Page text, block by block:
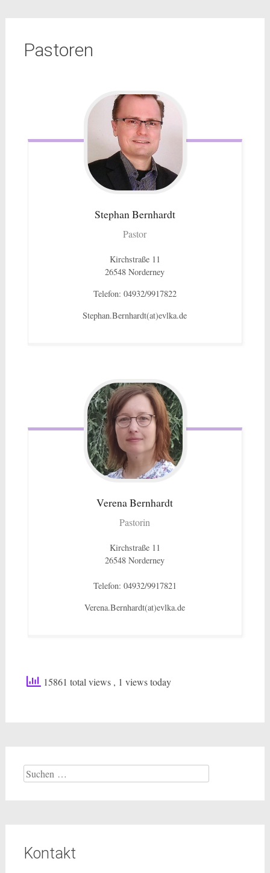
Pastoren
StephanBernhardt
Pastor
Kirchstraße 11
26548 Norderney
Telefon: 04932/9917822
Stephan.Bernhardt(at)evlka.de
VerenaBernhardt
Pastorin
Kirchstraße 11
26548 Norderney
Telefon: 04932/9917821
Verena.Bernhardt(at)evlka.de
15861 total views , 1 views today
Suchen
nach:
Kontakt